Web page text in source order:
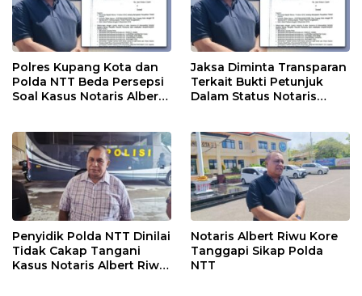
Polres Kupang Kota dan
Polda NTT Beda Persepsi
Soal Kasus Notaris Albert
Jaksa Diminta Transparan
Terkait Bukti Petunjuk
Dalam Status Notaris
Penyidik Polda NTT Dinilai
Tidak Cakap Tangani
Kasus Notaris Albert Riwu
Notaris Albert Riwu Kore
Tanggapi Sikap Polda
NTT